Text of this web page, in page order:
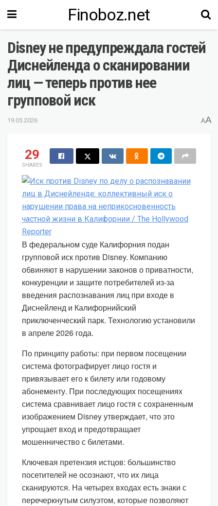
Finoboz.net
Disney не предупреждала гостей
Диснейленда о сканировании
лиц — теперь против нее
групповой иск
19.05.2026 AA
29
SHARES
В федеральном суде Калифорния подан
групповой иск против Disney. Компанию
обвиняют в нарушении законов о приватности,
конкуренции и защите потребителей из-за
введения распознавания лиц при входе в
Диснейленд и Калифорнийский
приключенческий парк. Технологию установили
в апреле 2026 года.
По принципу работы: при первом посещении
система фотографирует лицо гостя и
привязывает его к билету или годовому
абонементу. При последующих посещениях
система сравнивает лицо гостя с сохраненным
изображением Disney утверждает, что это
упрощает вход и предотвращает
мошенничество с билетами.
Ключевая претензия истцов: большинство
посетителей не осознают, что их лица
сканируются. На четырех входах есть знаки с
перечеркнутым силуэтом, которые позволяют